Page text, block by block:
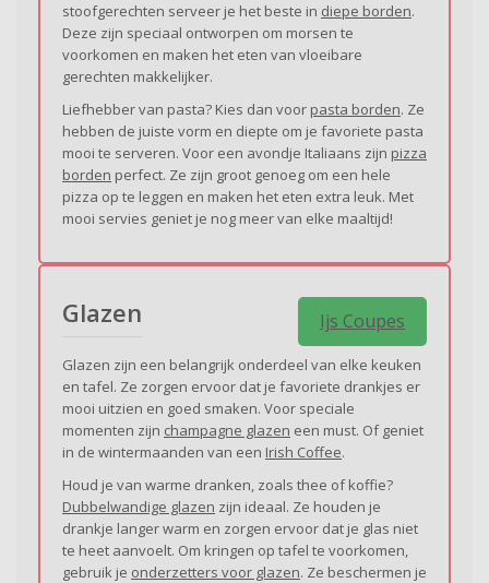
stoofgerechten serveer je het beste in diepe borden.
Deze zijn speciaal ontworpen om morsen te
voorkomen en maken het eten van vloeibare
gerechten makkelijker.
Liefhebber van pasta? Kies dan voor pasta borden. Ze
hebben de juiste vorm en diepte om je favoriete pasta
mooi te serveren. Voor een avondje Italiaans zijn pizza
borden perfect. Ze zijn groot genoeg om een hele
pizza op te leggen en maken het eten extra leuk. Met
mooi servies geniet je nog meer van elke maaltijd!
Glazen Ijs Coupes
Glazen zijn een belangrijk onderdeel van elke keuken
en tafel. Ze zorgen ervoor dat je favoriete drankjes er
mooi uitzien en goed smaken. Voor speciale
momenten zijn champagne glazen een must. Of geniet
in de wintermaanden van een Irish Coffee.
Houd je van warme dranken, zoals thee of koffie?
Dubbelwandige glazen zijn ideaal. Ze houden je
drankje langer warm en zorgen ervoor dat je glas niet
te heet aanvoelt. Om kringen op tafel te voorkomen,
gebruik je onderzetters voor glazen. Ze beschermen je